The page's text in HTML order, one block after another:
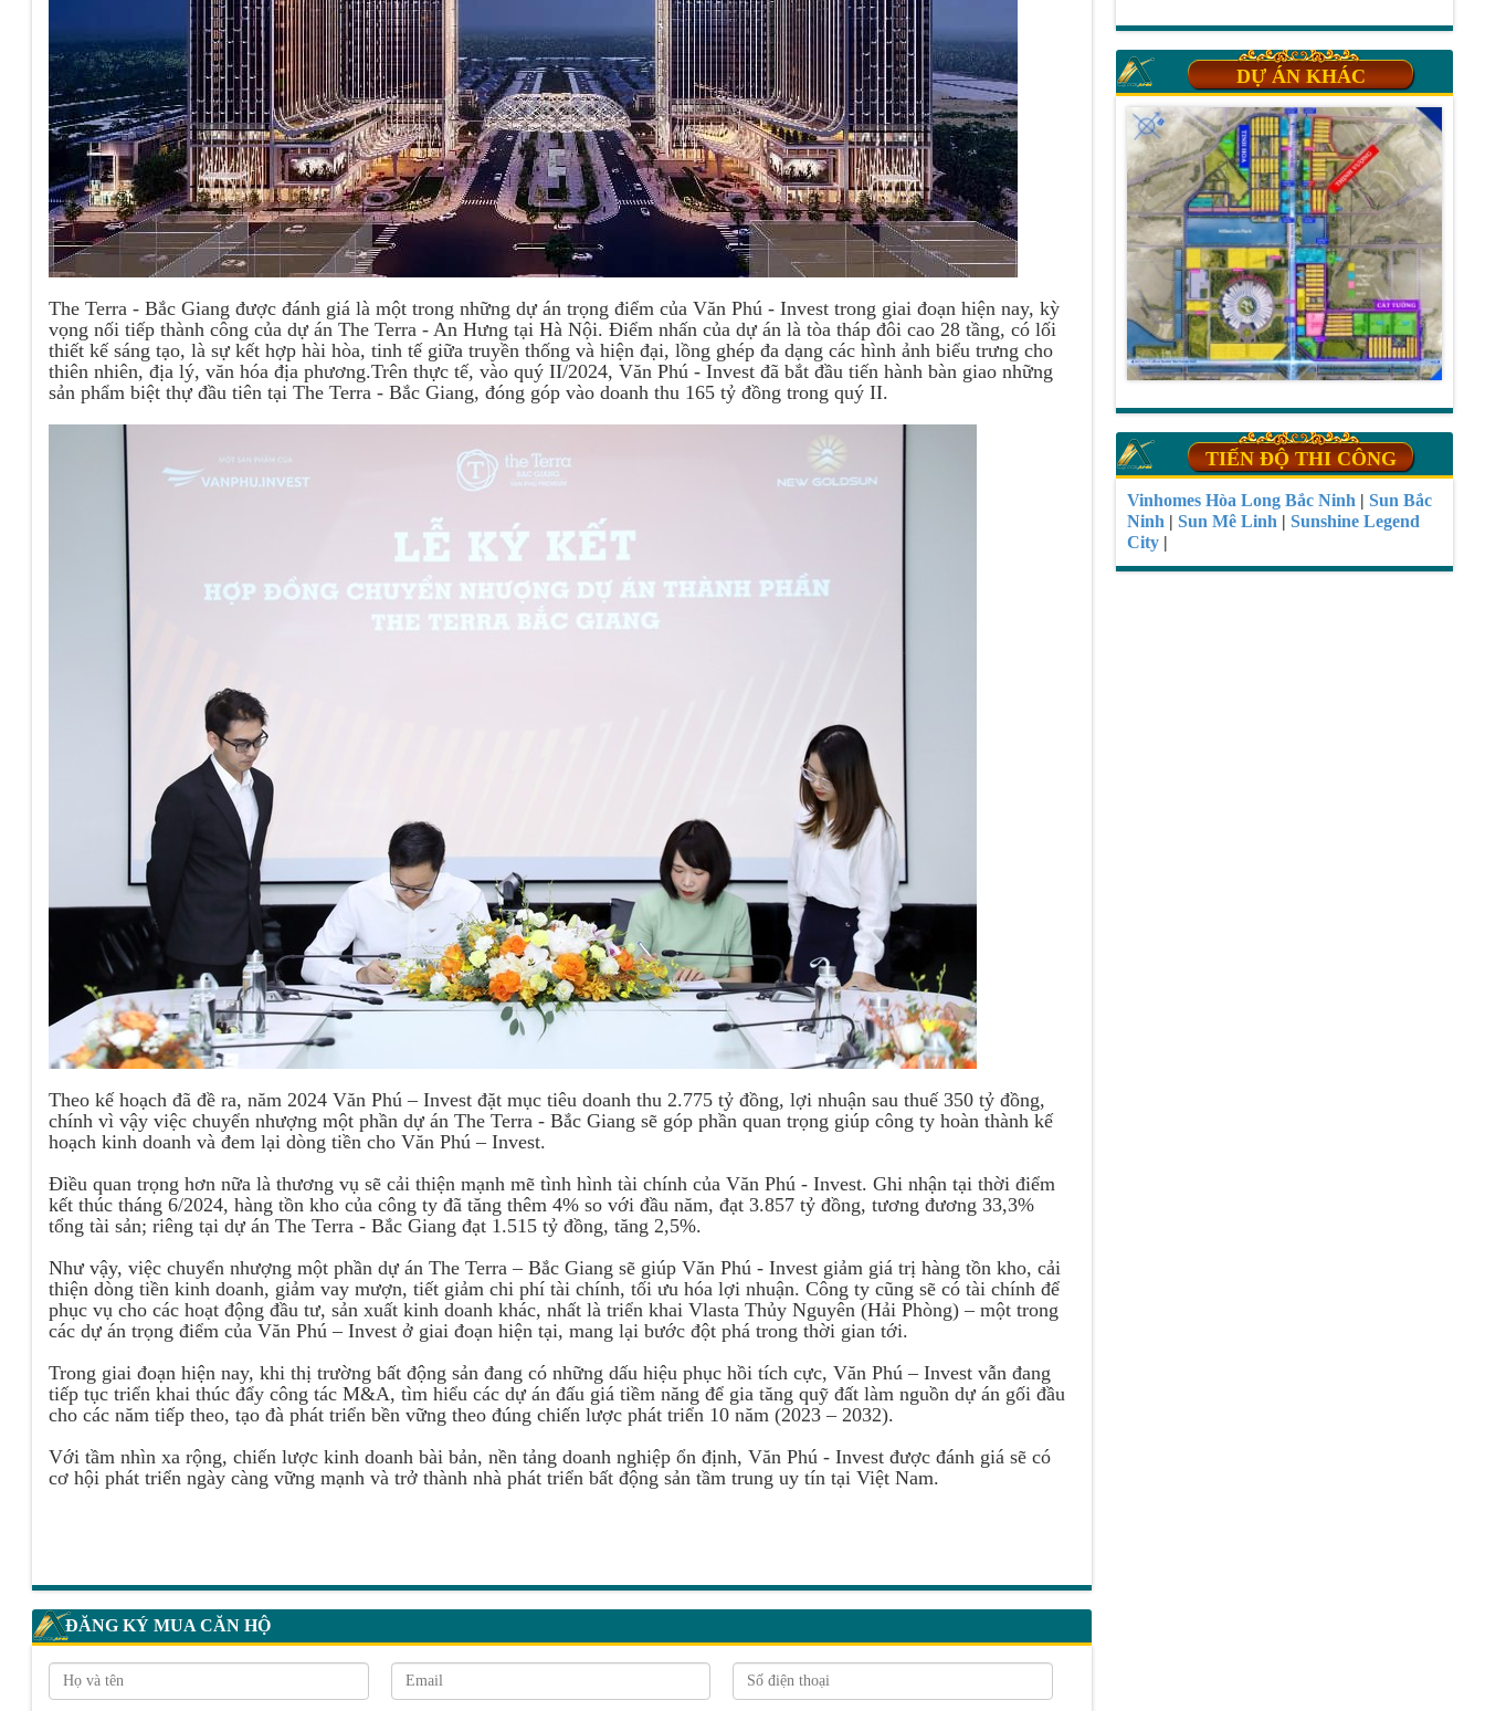
The Terra - Bắc Giang được đánh giá là một trong những dự án trọng điểm của Văn Phú - Invest trong giai đoạn hiện nay, kỳ
vọng nối tiếp thành công của dự án The Terra - An Hưng tại Hà Nội. Điểm nhấn của dự án là tòa tháp đôi cao 28 tầng, có lối
thiết kế sáng tạo, là sự kết hợp hài hòa, tinh tế giữa truyền thống và hiện đại, lồng ghép đa dạng các hình ảnh biểu trưng cho
thiên nhiên, địa lý, văn hóa địa phương.Trên thực tế, vào quý II/2024, Văn Phú - Invest đã bắt đầu tiến hành bàn giao những
sản phẩm biệt thự đầu tiên tại The Terra - Bắc Giang, đóng góp vào doanh thu 165 tỷ đồng trong quý II.
Theo kế hoạch đã đề ra, năm 2024 Văn Phú – Invest đặt mục tiêu doanh thu 2.775 tỷ đồng, lợi nhuận sau thuế 350 tỷ đồng,
chính vì vậy việc chuyển nhượng một phần dự án The Terra - Bắc Giang sẽ góp phần quan trọng giúp công ty hoàn thành kế
hoạch kinh doanh và đem lại dòng tiền cho Văn Phú – Invest.
Điều quan trọng hơn nữa là thương vụ sẽ cải thiện mạnh mẽ tình hình tài chính của Văn Phú - Invest. Ghi nhận tại thời điểm
kết thúc tháng 6/2024, hàng tồn kho của công ty đã tăng thêm 4% so với đầu năm, đạt 3.857 tỷ đồng, tương đương 33,3%
tổng tài sản; riêng tại dự án The Terra - Bắc Giang đạt 1.515 tỷ đồng, tăng 2,5%.
Như vậy, việc chuyển nhượng một phần dự án The Terra – Bắc Giang sẽ giúp Văn Phú - Invest giảm giá trị hàng tồn kho, cải
thiện dòng tiền kinh doanh, giảm vay mượn, tiết giảm chi phí tài chính, tối ưu hóa lợi nhuận. Công ty cũng sẽ có tài chính để
phục vụ cho các hoạt động đầu tư, sản xuất kinh doanh khác, nhất là triển khai Vlasta Thủy Nguyên (Hải Phòng) – một trong
các dự án trọng điểm của Văn Phú – Invest ở giai đoạn hiện tại, mang lại bước đột phá trong thời gian tới.
Trong giai đoạn hiện nay, khi thị trường bất động sản đang có những dấu hiệu phục hồi tích cực, Văn Phú – Invest vẫn đang
tiếp tục triển khai thúc đẩy công tác M&A, tìm hiểu các dự án đấu giá tiềm năng để gia tăng quỹ đất làm nguồn dự án gối đầu
cho các năm tiếp theo, tạo đà phát triển bền vững theo đúng chiến lược phát triển 10 năm (2023 – 2032).
Với tầm nhìn xa rộng, chiến lược kinh doanh bài bản, nền tảng doanh nghiệp ổn định, Văn Phú - Invest được đánh giá sẽ có
cơ hội phát triển ngày càng vững mạnh và trở thành nhà phát triển bất động sản tầm trung uy tín tại Việt Nam.
ĐĂNG KÝ MUA CĂN HỘ
DỰ ÁN KHÁC
TIẾN ĐỘ THI CÔNG
Vinhomes Hòa Long Bắc Ninh | Sun Bắc
Ninh | Sun Mê Linh | Sunshine Legend
City|